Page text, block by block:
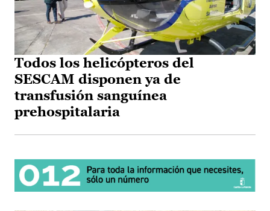
Todos los helicópteros del
SESCAM disponen ya de
transfusión sanguínea
prehospitalaria